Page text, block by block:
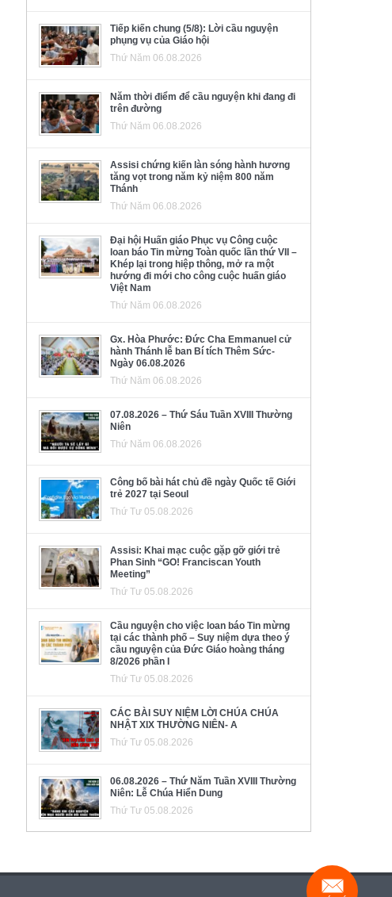
Tiếp kiến chung (5/8): Lời cầu nguyện
phụng vụ của Giáo hội
Thứ Năm 06.08.2026
Năm thời điểm để cầu nguyện khi đang đi
trên đường
Thứ Năm 06.08.2026
Assisi chứng kiến làn sóng hành hương
tăng vọt trong năm kỷ niệm 800 năm
Thánh
Thứ Năm 06.08.2026
Đại hội Huấn giáo Phục vụ Công cuộc
loan báo Tin mừng Toàn quốc lần thứ VII –
Khép lại trong hiệp thông, mở ra một
hướng đi mới cho công cuộc huấn giáo
Việt Nam
Thứ Năm 06.08.2026
Gx. Hòa Phước: Đức Cha Emmanuel cử
hành Thánh lễ ban Bí tích Thêm Sức-
Ngày 06.08.2026
Thứ Năm 06.08.2026
07.08.2026 – Thứ Sáu Tuần XVIII Thường
Niên
Thứ Năm 06.08.2026
Công bố bài hát chủ đề ngày Quốc tế Giới
trẻ 2027 tại Seoul
Thứ Tư 05.08.2026
Assisi: Khai mạc cuộc gặp gỡ giới trẻ
Phan Sinh “GO! Franciscan Youth
Meeting”
Thứ Tư 05.08.2026
Cầu nguyện cho việc loan báo Tin mừng
tại các thành phố – Suy niệm dựa theo ý
cầu nguyện của Đức Giáo hoàng tháng
8/2026 phần I
Thứ Tư 05.08.2026
CÁC BÀI SUY NIỆM LỜI CHÚA CHÚA
NHẬT XIX THƯỜNG NIÊN- A
Thứ Tư 05.08.2026
06.08.2026 – Thứ Năm Tuần XVIII Thường
Niên: Lễ Chúa Hiển Dung
Thứ Tư 05.08.2026